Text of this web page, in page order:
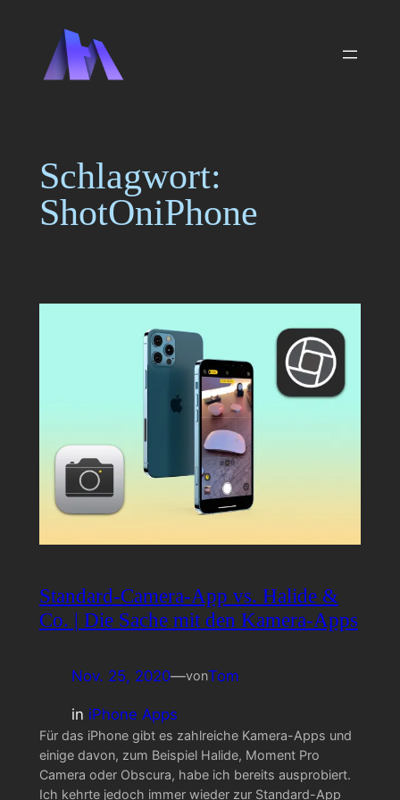
springen
Schlagwort:
ShotOniPhone
Standard-Camera-App vs. Halide &
Co. | Die Sache mit den Kamera-Apps
Nov. 25, 2020—vonTom
in iPhone Apps
Für das iPhone gibt es zahlreiche Kamera-Apps und
einige davon, zum Beispiel Halide, Moment Pro
Camera oder Obscura, habe ich bereits ausprobiert.
Ich kehrte jedoch immer wieder zur Standard-App